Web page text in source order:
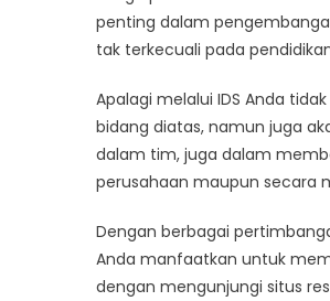
penting dalam
tak terkecuali pada
Apalagi melalui IDS Anda
bidang diatas, namun juga
dalam tim, juga dalam
perusahaan maupun secara
Dengan berbagai
Anda manfaatkan untuk
dengan mengunjungi situs